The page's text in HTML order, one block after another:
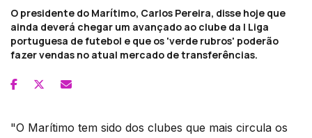
O presidente do Marítimo, Carlos Pereira, disse hoje que
ainda deverá chegar um avançado ao clube da I Liga
portuguesa de futebol e que os 'verde rubros' poderão
fazer vendas no atual mercado de transferências.
"O Marítimo tem sido dos clubes que mais circula os